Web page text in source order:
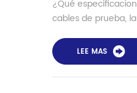
¿Qué
cables de prueba,
LEE MAS